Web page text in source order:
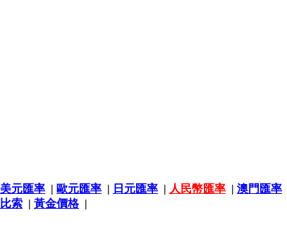
美元匯率 | 歐元匯率 | 日元匯率 | 人民幣匯率 | 澳門匯率
比索 | 黃金價格|